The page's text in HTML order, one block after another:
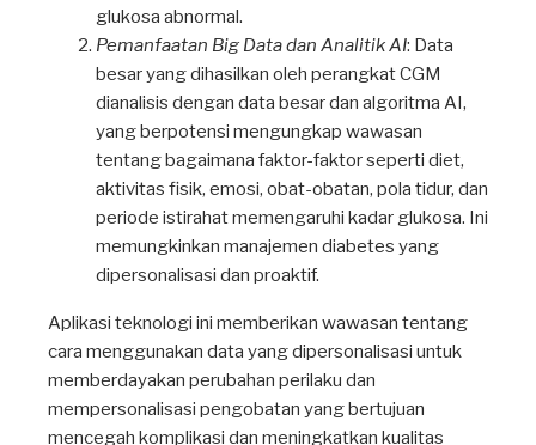
glukosa abnormal.
Pemanfaatan Big Data dan Analitik AI: Data
besar yang dihasilkan oleh perangkat CGM
dianalisis dengan data besar dan algoritma AI,
yang berpotensi mengungkap wawasan
tentang bagaimana faktor-faktor seperti diet,
aktivitas fisik, emosi, obat-obatan, pola tidur, dan
periode istirahat memengaruhi kadar glukosa. Ini
memungkinkan manajemen diabetes yang
dipersonalisasi dan proaktif.
Aplikasi teknologi ini memberikan wawasan tentang
cara menggunakan data yang dipersonalisasi untuk
memberdayakan perubahan perilaku dan
mempersonalisasi pengobatan yang bertujuan
mencegah komplikasi dan meningkatkan kualitas